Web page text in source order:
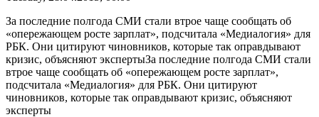
За последние полгода СМИ стали втрое чаще сообщать об
«опережающем росте зарплат», подсчитала «Медиалогия» для
РБК. Они цитируют чиновников, которые так оправдывают
кризис, объясняют экспертыЗа последние полгода СМИ стали
втрое чаще сообщать об «опережающем росте зарплат»,
подсчитала «Медиалогия» для РБК. Они цитируют
чиновников, которые так оправдывают кризис, объясняют
эксперты